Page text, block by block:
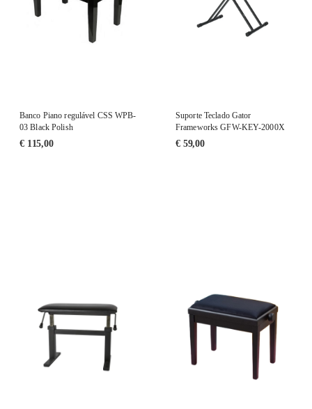
Banco Piano regulável CSS WPB-
03 Black Polish
€115,00
Suporte Teclado Gator
Frameworks GFW-KEY-2000X
€59,00